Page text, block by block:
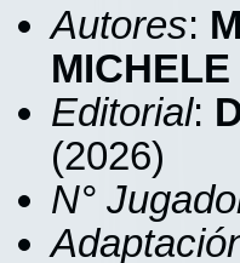
Autores:
Editorial:
(2026)
N°